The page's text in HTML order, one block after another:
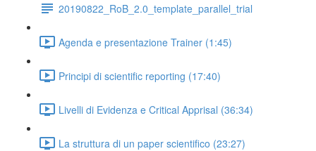
20190822_RoB_2.0_template_parallel_trial
Agenda e presentazione Trainer (1:45)
Principi di scientific reporting (17:40)
Livelli di Evidenza e Critical Apprisal (36:34)
La struttura di un paper scientifico (23:27)